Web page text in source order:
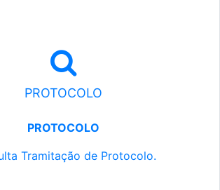
PROTOCOLO
PROTOCOLO
Tramitação de Protocolo.